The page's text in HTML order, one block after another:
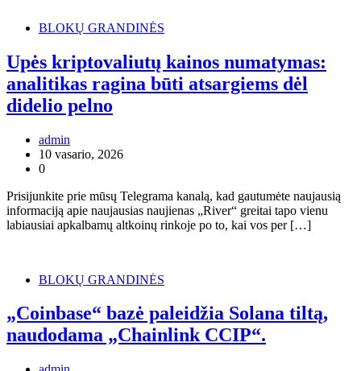
BLOKŲ GRANDINĖS
Upės kriptovaliutų kainos numatymas:
analitikas ragina būti atsargiems dėl
didelio pelno
admin
10 vasario, 2026
0
Prisijunkite prie mūsų Telegrama kanalą, kad gautumėte naujausią
informaciją apie naujausias naujienas „River“ greitai tapo vienu
labiausiai apkalbamų altkoinų rinkoje po to, kai vos per […]
BLOKŲ GRANDINĖS
„Coinbase“ bazė paleidžia Solana tiltą,
naudodama „Chainlink CCIP“.